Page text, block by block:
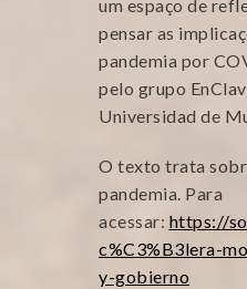
um espaço de
pensar as
pandemia por
pelo grupo
Universidad de
O texto trata
pandemia. Para
acessar: https://
c%C3%B3lera-
y-gobierno